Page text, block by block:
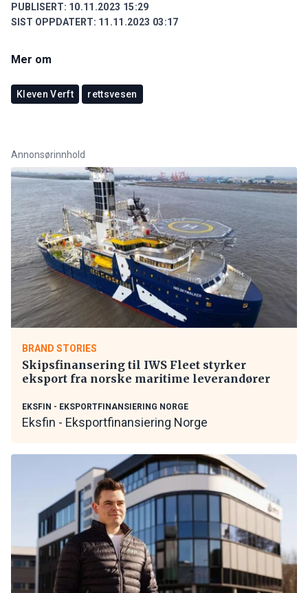
PUBLISERT: 10.11.2023 15:29
SIST OPPDATERT: 11.11.2023 03:17
Mer om
Kleven Verft rettsvesen
Annonsørinnhold
BRAND STORIES
Skipsfinansering til IWS Fleet styrker
eksport fra norske maritime leverandører
EKSFIN - EKSPORTFINANSIERING NORGE
Eksfin - Eksportfinansiering Norge